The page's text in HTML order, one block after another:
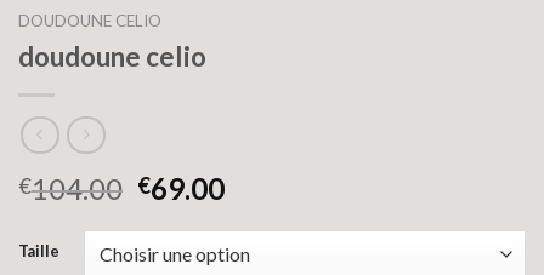
DOUDOUNE CELIO
doudoune celio
€104.00 €69.00
Taille